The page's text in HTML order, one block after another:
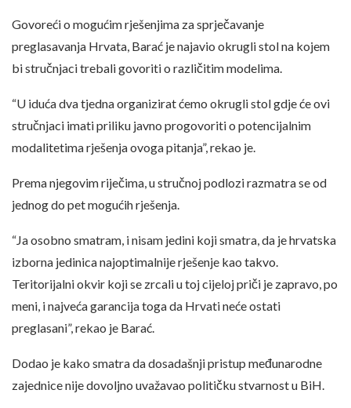
Govoreći o mogućim rješenjima za sprječavanje
preglasavanja Hrvata, Barać je najavio okrugli stol na kojem
bi stručnjaci trebali govoriti o različitim modelima.
“U iduća dva tjedna organizirat ćemo okrugli stol gdje će ovi
stručnjaci imati priliku javno progovoriti o potencijalnim
modalitetima rješenja ovoga pitanja”, rekao je.
Prema njegovim riječima, u stručnoj podlozi razmatra se od
jednog do pet mogućih rješenja.
“Ja osobno smatram, i nisam jedini koji smatra, da je hrvatska
izborna jedinica najoptimalnije rješenje kao takvo.
Teritorijalni okvir koji se zrcali u toj cijeloj priči je zapravo, po
meni, i najveća garancija toga da Hrvati neće ostati
preglasani”, rekao je Barać.
Dodao je kako smatra da dosadašnji pristup međunarodne
zajednice nije dovoljno uvažavao političku stvarnost u BiH.